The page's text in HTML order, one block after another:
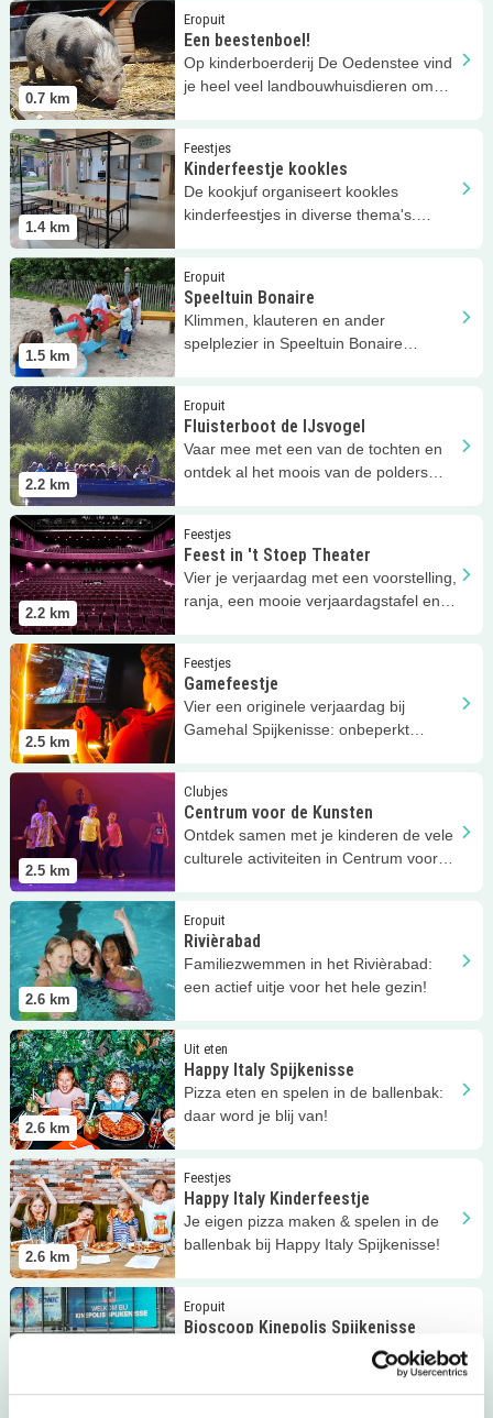
0.7 km
Eropuit
Een beestenboel!
Op kinderboerderij De Oedenstee vind
je heel veel landbouwhuisdieren om
Lees meer Een beestenboel!
1.4 km
Feestjes
Kinderfeestje kookles
De kookjuf organiseert kookles
kinderfeestjes in diverse thema's.
Lees meer Kinderfeestje kookles
1.5 km
Eropuit
Speeltuin Bonaire
Klimmen, klauteren en ander
spelplezier in Speeltuin Bonaire
Lees meer Speeltuin Bonaire
2.2 km
Eropuit
Fluisterboot de IJsvogel
Vaar mee met een van de tochten en
ontdek al het moois van de polders
Lees meer Fluisterboot de IJsvogel
2.2 km
Feestjes
Feest in 't Stoep Theater
Vier je verjaardag met een voorstelling,
ranja, een mooie verjaardagstafel en
Lees meer Feest in 't Stoep Theater
2.5 km
Feestjes
Gamefeestje
Vier een originele verjaardag bij
Gamehal Spijkenisse: onbeperkt
Lees meer Gamefeestje
2.5 km
Clubjes
Centrum voor de Kunsten
Ontdek samen met je kinderen de vele
culturele activiteiten in Centrum voor
Lees meer Centrum voor de Kunsten
2.6 km
Eropuit
Rivièrabad
Familiezwemmen in het Rivièrabad:
een actief uitje voor het hele gezin!
Lees meer Rivièrabad
2.6 km
Uit eten
Happy Italy Spijkenisse
Pizza eten en spelen in de ballenbak:
daar word je blij van!
Lees meer Happy Italy Spijkenisse
2.6 km
Feestjes
Happy Italy Kinderfeestje
Je eigen pizza maken & spelen in de
ballenbak bij Happy Italy Spijkenisse!
Lees meer Happy Italy Kinderfeestje
Eropuit
Bioscoop Kinepolis Spijkenisse
Kinepolis Spijkenisse: de beste films,
eten en plezier voor het hele gezin!
Lees meer Bioscoop Kinepolis Spijkenisse